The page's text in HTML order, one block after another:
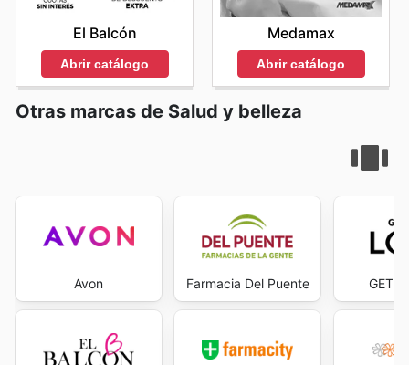
El Balcón
Abrir catálogo
Medamax
Abrir catálogo
Otras marcas de Salud y belleza
Avon Farmacia Del Puente GET